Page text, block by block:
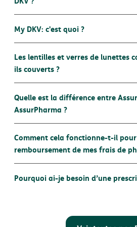
®
l’application DKV
My DKV: c'est quoi ?
Les lentilles et verres de lunettes
ils couverts ?
Quelle est la différence entre
AssurPharma ?
AssurPharma
Comment cela fonctionne-t-il
remboursement de mes frais de
remboursement des frais
médicaux avant et après une
Pourquoi ai-je besoin d’une